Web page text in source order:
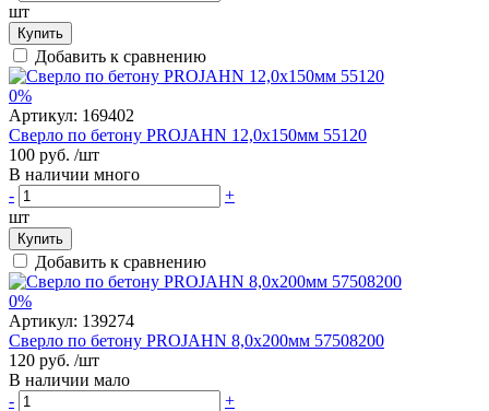
шт
Купить
Добавить к сравнению
0%
Артикул: 169402
Сверло по бетону PROJAHN 12,0х150мм 55120
100 руб. /шт
В наличии много
-
+
шт
Купить
Добавить к сравнению
0%
Артикул: 139274
Сверло по бетону PROJAHN 8,0х200мм 57508200
120 руб. /шт
В наличии мало
-
+